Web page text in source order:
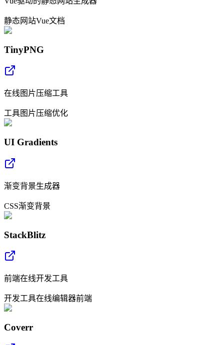
静态网站Vue文档
TinyPNG
在线图片压缩工具
工具图片压缩优化
UI Gradients
渐变背景生成器
CSS渐变背景
StackBlitz
前端在线开发工具
开发工具在线编辑器前端
Coverr